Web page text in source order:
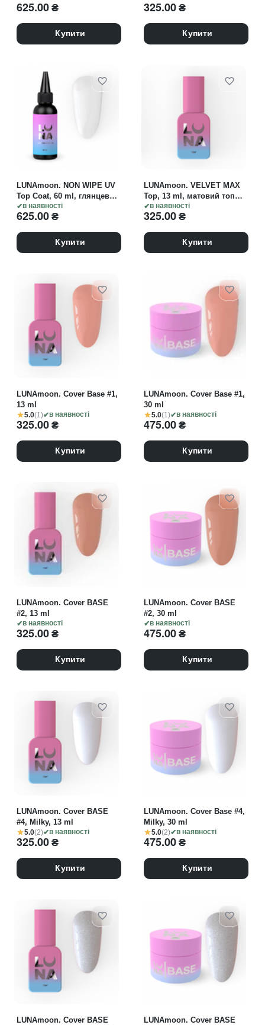
625.00₴
Купити
липкого шару для білих
325.00₴
Купити
в наявності
LUNAmoon. NON WIPE UV
Top Coat, 60 ml, глянцевий
топ з УФ-фільтрами без
липкого шару для білих
625.00₴
Купити
в наявності
LUNAmoon. VELVET MAX
Top, 13 ml, матовий топ
без липкого шару
325.00₴
Купити
5.0(1) в наявності
LUNAmoon. Cover Base #1,
13 ml
325.00₴
Купити
5.0(1) в наявності
LUNAmoon. Cover Base #1,
30 ml
475.00₴
Купити
в наявності
LUNAmoon. Cover BASE
#2, 13 ml
325.00₴
Купити
в наявності
LUNAmoon. Cover BASE
#2, 30 ml
475.00₴
Купити
5.0(2) в наявності
LUNAmoon. Cover BASE
#4, Milky, 13 ml
325.00₴
Купити
5.0(2) в наявності
LUNAmoon. Cover Base #4,
Milky, 30 ml
475.00₴
Купити
LUNAmoon. Cover BASE
LUNAmoon. Cover BASE